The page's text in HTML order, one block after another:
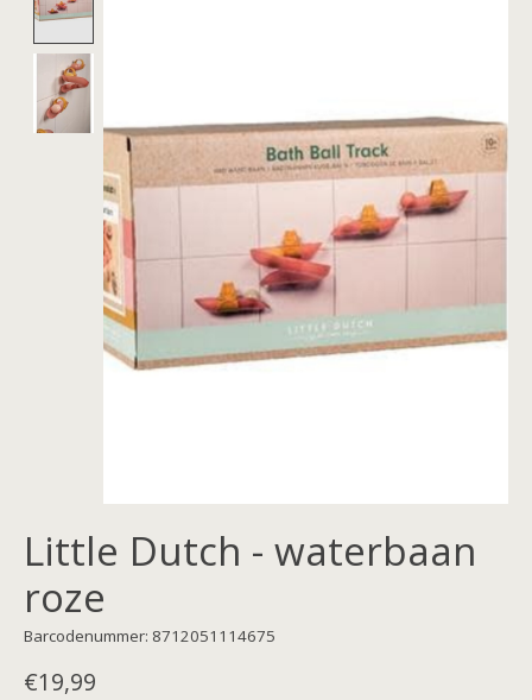
Little Dutch - waterbaan
roze
Barcodenummer: 8712051114675
€19,99